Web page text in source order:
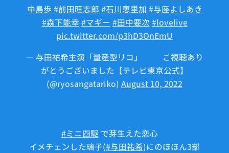
中島歩 #前田旺志郎 #石川恵里加 #与座よしあき
#森下能幸 #マギー #田中要次 #lovelive
pic.twitter.com/p3hD3OnEmU
— 与田祐希主演「量産型リコ」🤖⚙ご視聴あり
がとうございました【テレビ東京公式】
(@ryosangatariko) August 10, 2022
#ミニ四駆 で芽生えた恋心💕
イメチェンした璃子(#与田祐希)にのほほん3部